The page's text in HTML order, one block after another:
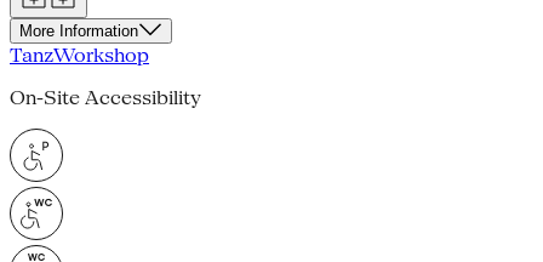
More Information
TanzWorkshop
On-Site Accessibility